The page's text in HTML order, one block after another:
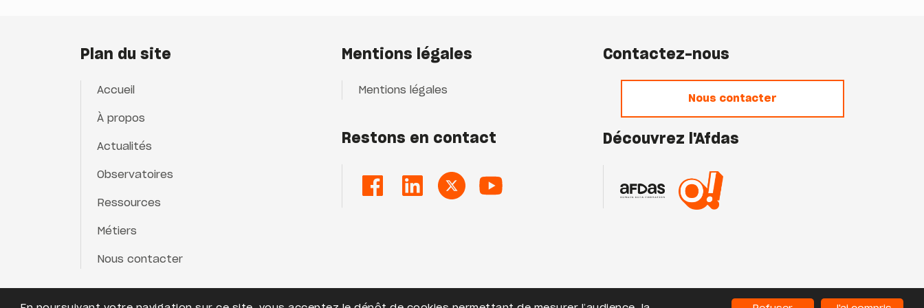
Plan du site
Accueil
À propos
Actualités
Observatoires
Ressources
Métiers
Nous contacter
Mentions légales
Mentions légales
Restons en contact
Contactez-nous
Nous contacter
Découvrez l'Afdas